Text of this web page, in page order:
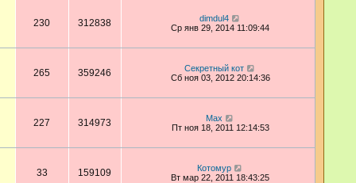
230 312838
dimdul4
Ср янв 29, 2014 11:09:44
265 359246
Секретный кот
Сб ноя 03, 2012 20:14:36
227 314973
Max
Пт ноя 18, 2011 12:14:53
33 159109
Котомур
Вт мар 22, 2011 18:43:25